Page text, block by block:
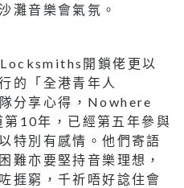
灘音樂會氣氛。
開鎖佬更以
的「全港青年人
分享心得，Nowhere
10年，已經第五年參與
特別有感情。他們寄語
難亦要堅持音樂理想，
捱窮，千祈唔好諗住會